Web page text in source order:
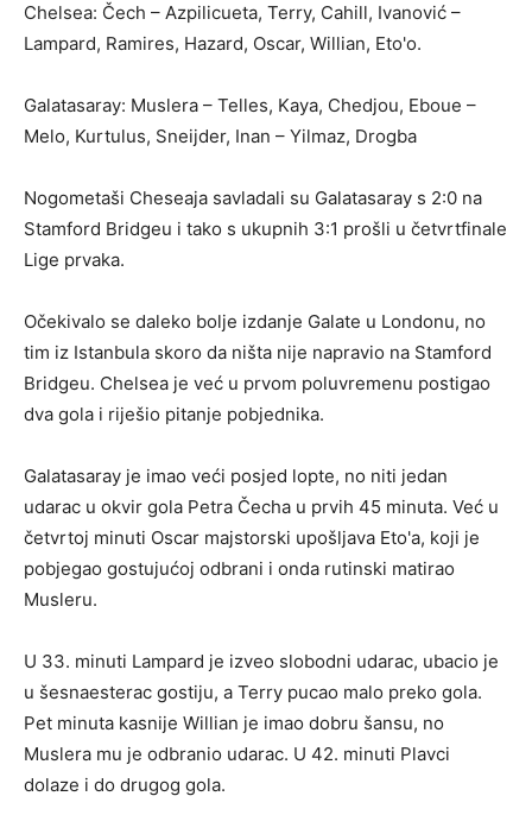
Chelsea: Čech – Azpilicueta, Terry, Cahill, Ivanović –
Lampard, Ramires, Hazard, Oscar, Willian, Eto'o.
Galatasaray: Muslera – Telles, Kaya, Chedjou, Eboue –
Melo, Kurtulus, Sneijder, Inan – Yilmaz, Drogba
Nogometaši Cheseaja savladali su Galatasaray s 2:0 na
Stamford Bridgeu i tako s ukupnih 3:1 prošli u četvrtfinale
Lige prvaka.
Očekivalo se daleko bolje izdanje Galate u Londonu, no
tim iz Istanbula skoro da ništa nije napravio na Stamford
Bridgeu. Chelsea je već u prvom poluvremenu postigao
dva gola i riješio pitanje pobjednika.
Galatasaray je imao veći posjed lopte, no niti jedan
udarac u okvir gola Petra Čecha u prvih 45 minuta. Već u
četvrtoj minuti Oscar majstorski upošljava Eto'a, koji je
pobjegao gostujućoj odbrani i onda rutinski matirao
Musleru.
U 33. minuti Lampard je izveo slobodni udarac, ubacio je
u šesnaesterac gostiju, a Terry pucao malo preko gola.
Pet minuta kasnije Willian je imao dobru šansu, no
Muslera mu je odbranio udarac. U 42. minuti Plavci
dolaze i do drugog gola.